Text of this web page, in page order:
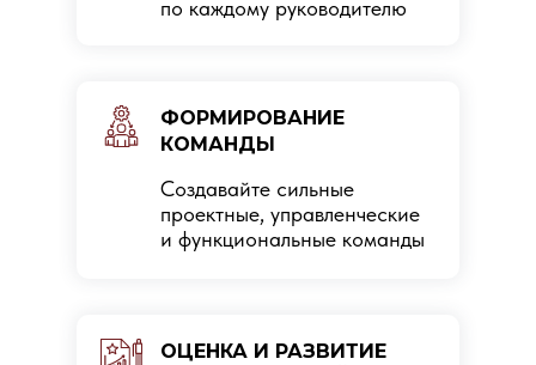
по каждому руководителю
ФОРМИРОВАНИЕ
КОМАНДЫ
Создавайте сильные
проектные, управленческие
и функциональные команды
ОЦЕНКА И РАЗВИТИЕ